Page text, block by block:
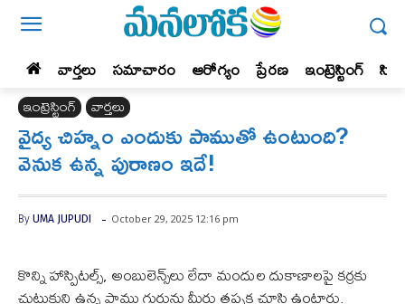
వార్తలు సమాచారం ఆరోగ్యం ప్రేర‌ణ‌ ఇంట్రెస్టింగ్‌
ఇంట్రెస్టింగ్‌ వార్తలు
వైద్య చిహ్నం ఎందుకు పాముతో ఉంటుంది?
వెనుక ఉన్న పురాణం ఇదే!
By UMA JUPUDI - October 29, 2025 12:16 pm
కొన్ని హాస్పిటల్స్, అంబులెన్స్‌లు లేదా మందుల దుకాణాలపై కర్రకు
చుట్టుకుని ఉన్న పాము గుర్తును మీరు తప్పక చూసి ఉంటారు.